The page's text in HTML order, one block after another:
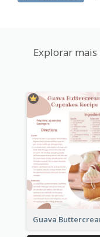
Explorar mais